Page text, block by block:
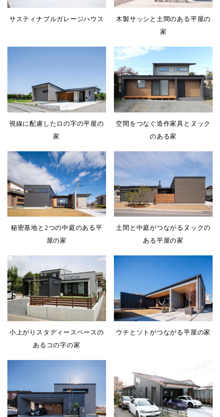
サスティナブルガレージハウス
木製サッシと土間のある平屋の
家
視線に配慮したロの字の平屋の
家
空間をつなぐ造作家具とヌック
のある家
秘密基地と2つの中庭のある平
屋の家
土間と中庭がつながるヌックの
ある平屋の家
小上がりスタディースペースの
あるコの字の家
ウチとソトがつながる平屋の家